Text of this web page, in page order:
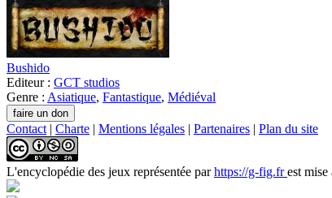
Bushido
Editeur : GCT studios
Genre : Asiatique, Fantastique, Médiéval
Contact | Charte | Mentions légales | Partenaires | Plan du site
L'encyclopédie des jeux représentée parhttps://g-fig.frest mise